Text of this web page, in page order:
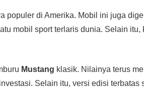
populer di Amerika. Mobil ini juga
mobil sport terlaris dunia. Selain
Mustang klasik. Nilainya terus
Selain itu, versi edisi terbatas